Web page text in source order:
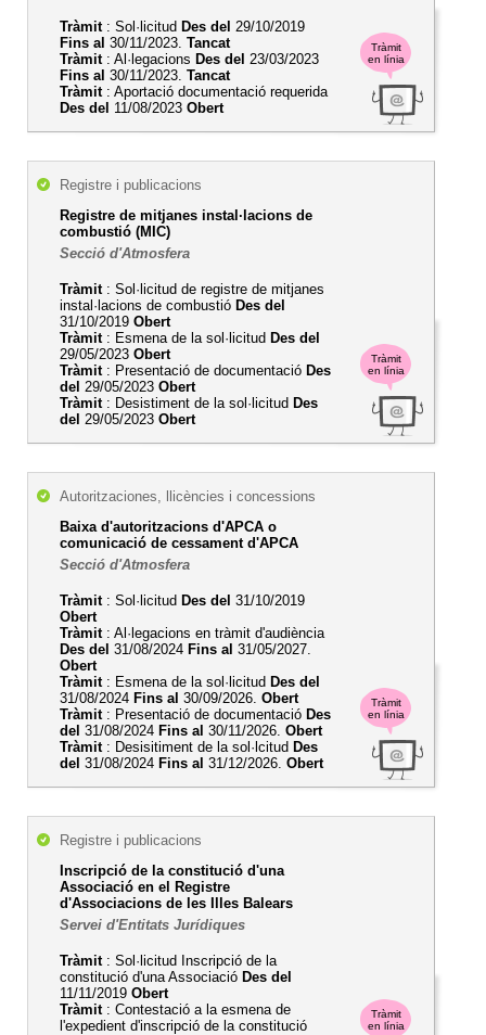
Tràmit
en línia
Tràmit: Sol·licitud Des del 29/10/2019
Fins al 30/11/2023. Tancat
Tràmit: Al·legacions Des del 23/03/2023
Fins al 30/11/2023. Tancat
Tràmit: Aportació documentació requerida
Des del 11/08/2023 Obert
Tràmit
en línia
Registre i publicacions
Registre de mitjanes instal·lacions de
combustió (MIC)
Secció d'Atmosfera
Tràmit: Sol·licitud de registre de mitjanes
instal·lacions de combustió Des del
31/10/2019 Obert
Tràmit: Esmena de la sol·licitud Des del
29/05/2023 Obert
Tràmit: Presentació de documentació Des
del 29/05/2023 Obert
Tràmit: Desistiment de la sol·licitud Des
del 29/05/2023 Obert
Tràmit
en línia
Autoritzaciones, llicències i concessions
Baixa d'autoritzacions d'APCA o
comunicació de cessament d'APCA
Secció d'Atmosfera
Tràmit: Sol·licitud Des del 31/10/2019
Obert
Tràmit: Al·legacions en tràmit d'audiència
Des del 31/08/2024 Fins al 31/05/2027.
Obert
Tràmit: Esmena de la sol·licitud Des del
31/08/2024 Fins al 30/09/2026. Obert
Tràmit: Presentació de documentació Des
del 31/08/2024 Fins al 30/11/2026. Obert
Tràmit: Desisitiment de la sol·lcitud Des
del 31/08/2024 Fins al 31/12/2026. Obert
Tràmit
en línia
Registre i publicacions
Inscripció de la constitució d'una
Associació en el Registre
d'Associacions de les Illes Balears
Servei d'Entitats Jurídiques
Tràmit: Sol·licitud Inscripció de la
constitució d'una Associació Des del
11/11/2019 Obert
Tràmit: Contestació a la esmena de
l'expedient d'inscripció de la constitució